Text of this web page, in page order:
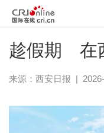
趁假期 在
来源： 西安日报 |